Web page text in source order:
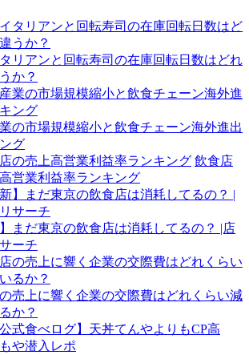
リアンと回転寿司の在庫回転日数はどれ
か？
の市場規模縮小と飲食チェーン海外進出
グ
飲食店
営業利益率ランキング
】まだ東京の飲食店は消耗してるの？ |店
ーチ
売上に響く企業の交際費はどれくらい減
か？